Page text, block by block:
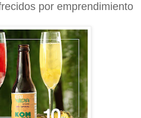
por emprendimiento